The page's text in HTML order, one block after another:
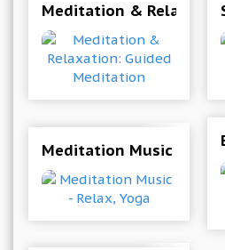
Meditation &
Meditation Music -